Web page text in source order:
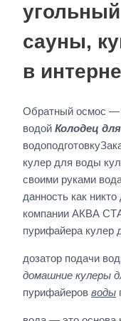
сауны,
в
Обратный осмос —
водой Колодец
кулер для воды
своими руками
данность как
компании АКВА
пурифайера кулер
дозатор подачи
домашние кулеры
пурифайеров воды